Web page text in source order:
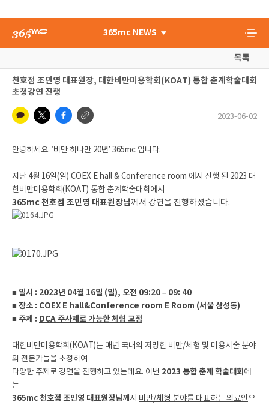
365mc NEWS
목록
천호점 조민영 대표원장, 대한비만미용학회(KOAT) 통합 춘계학술대회
초청강연 진행
2023-06-02
안녕하세요. ‘비만 하나만 20년’ 365mc 입니다.
지난 4월 16일(일) COEX E hall & Conference room 에서 진행 된 2023 대
한비만미용학회(KOAT) 통합 춘계학술대회에서
365mc 천호점 조민영 대표원장님께서 강연을 진행하셨습니다.
■ 일시 : 2023년 04월 16일 (일), 오전 09:20 – 09: 40
■ 장소 : COEX E hall&Conference room E Room (서울 삼성동)
■ 주제 : DCA 주사제로 가능한 체형 교정
대한비만미용학회(KOAT)는 매년 국내의 저명한 비만/체형 및 미용시술 분야
의 전문가들을 초청하여
다양한 주제로 강연을 진행하고 있는데요. 이번 2023 통합 춘계 학술대회 에
는
365mc 천호점 조민영 대표원장님께서 비만/체형 분야를 대표하는 의료인으